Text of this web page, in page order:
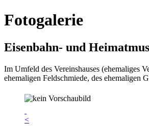
Fotogalerie
Eisenbahn- und
Im Umfeld des Vereinshauses (ehemaliges
ehemaligen Feldschmiede, des ehemaligen
<